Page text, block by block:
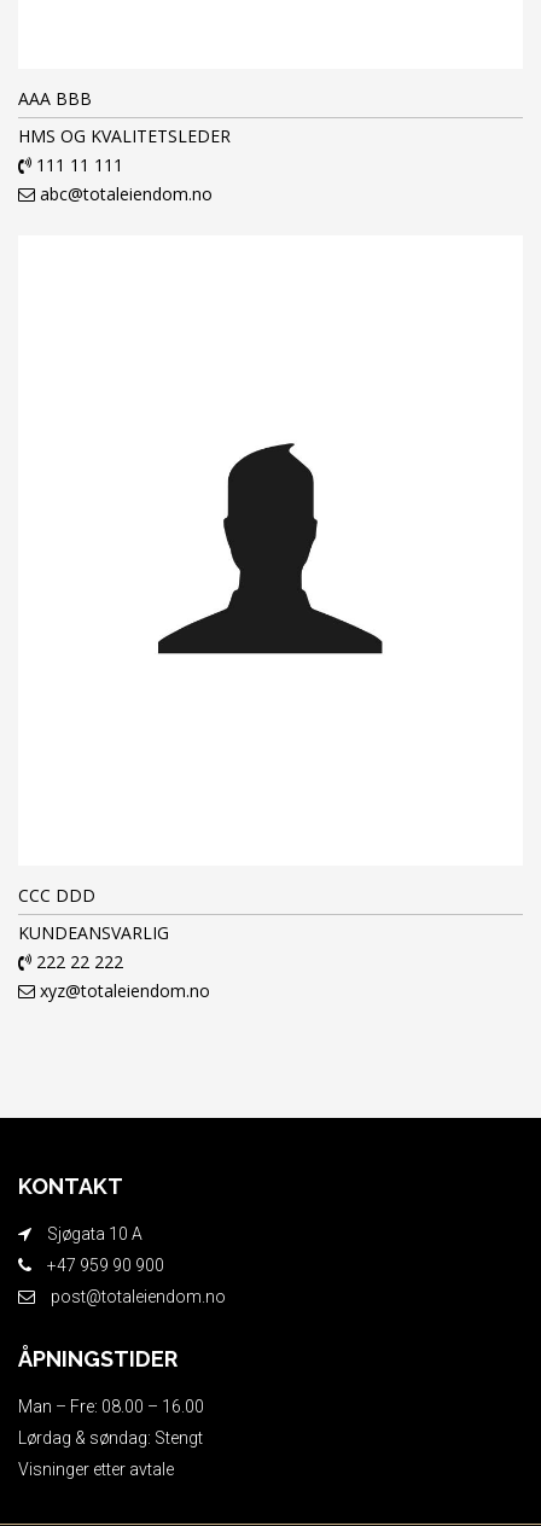
AAA BBB
HMS OG KVALITETSLEDER
111 11 111
abc@totaleiendom.no
CCC DDD
KUNDEANSVARLIG
222 22 222
xyz@totaleiendom.no
KONTAKT
Sjøgata 10 A
+47 959 90 900
post@totaleiendom.no
ÅPNINGSTIDER
Man – Fre: 08.00 – 16.00
Lørdag & søndag: Stengt
Visninger etter avtale